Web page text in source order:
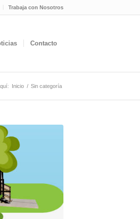
Trabaja con Nosotros
Contacto
Inicio / Sin categoría